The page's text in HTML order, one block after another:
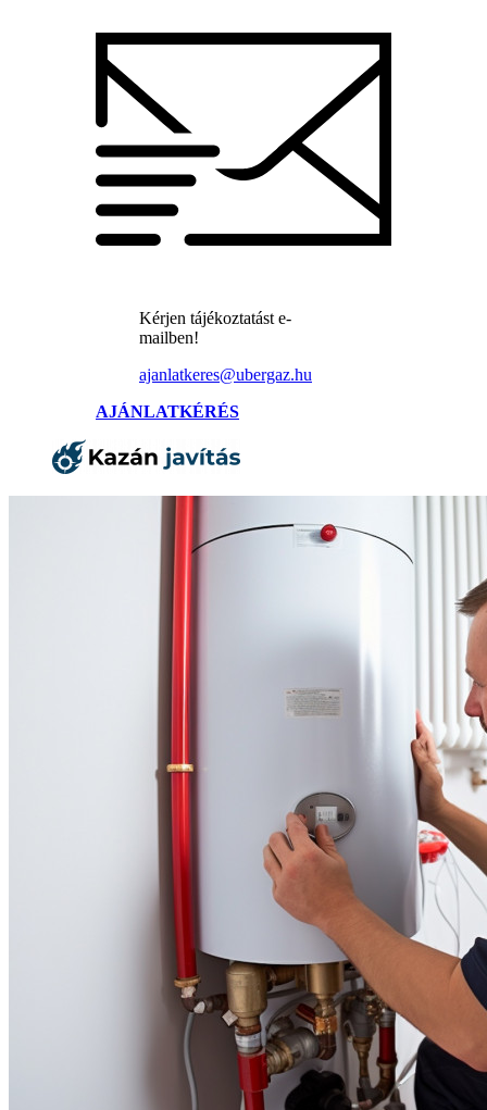
Kérjen tájékoztatást e-
mailben!
ajanlatkeres@ubergaz.hu
AJÁNLATKÉRÉS